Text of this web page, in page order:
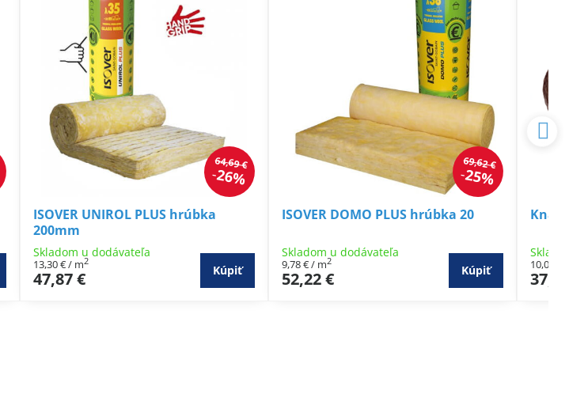
64,69 €
26%
ISOVER UNIROL PLUS hrúbka
200mm
Skladom u dodávateľa
47,87 €
13,30 €/ m2
Kúpiť
69,62 €
25%
ISOVER DOMO PLUS hrúbka 20
Skladom u dodávateľa
52,22 €
9,78 €/ m2
Kúpiť 10,04 €